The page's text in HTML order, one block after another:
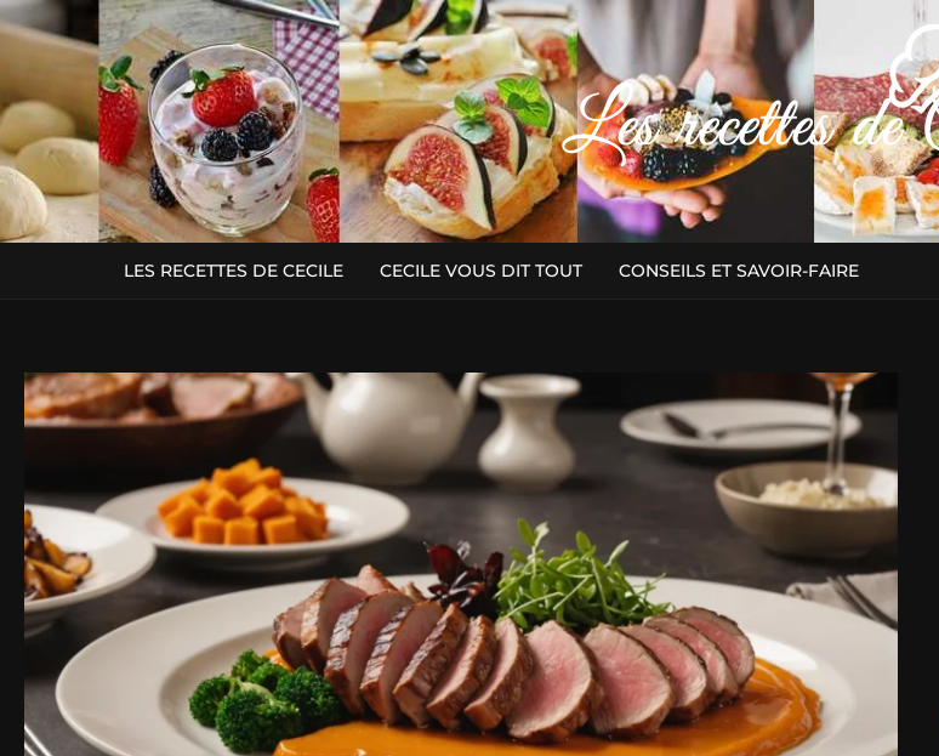
LES RECETTES DE CECILE CECILE VOUS DIT TOUT CONSEILS ET SAVOIR-FAIRE